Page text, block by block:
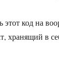
этот код на
хранящий в